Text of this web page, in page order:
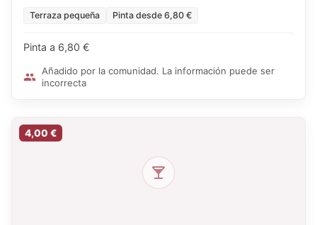
Terraza pequeña Pinta desde 6,80 €
Pinta a 6,80 €
Añadido por la comunidad. La información puede ser
incorrecta
4,00 €